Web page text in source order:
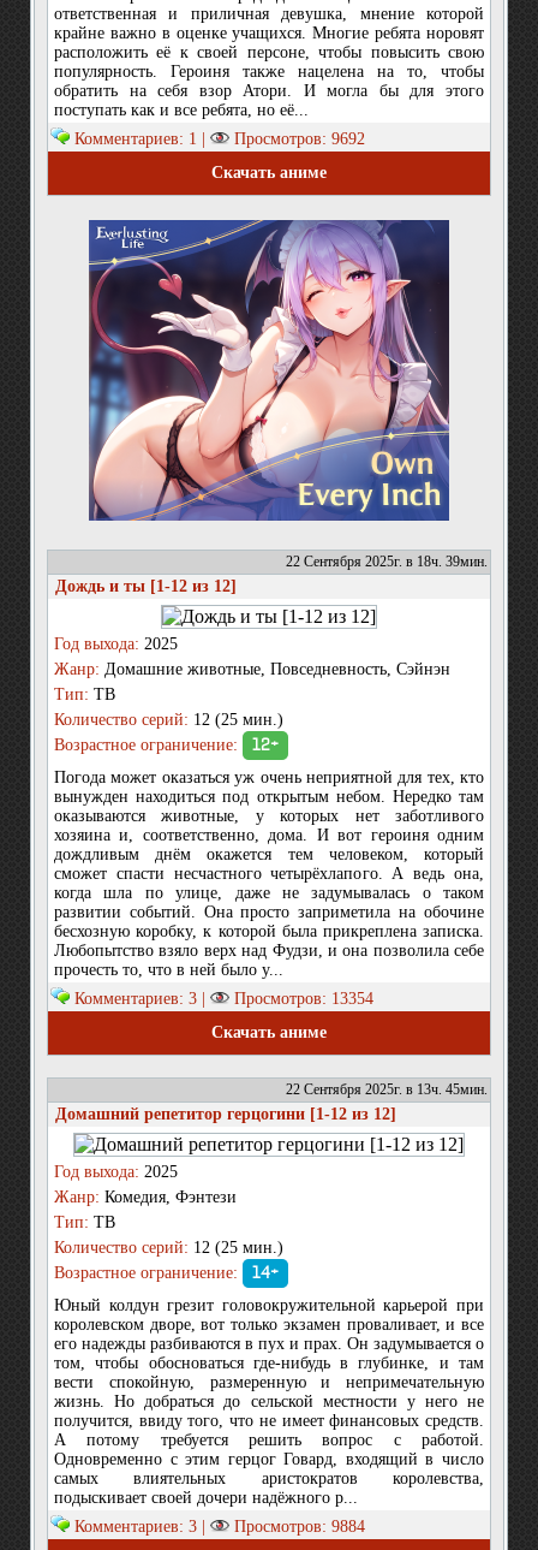
ответственная и приличная девушка, мнение которой
крайне важно в оценке учащихся. Многие ребята норовят
расположить её к своей персоне, чтобы повысить свою
популярность. Героиня также нацелена на то, чтобы
обратить на себя взор Атори. И могла бы для этого
поступать как и все ребята, но её...
Комментариев: 1 |
Просмотров: 9692
Скачать аниме
22 Сентября 2025г. в 18ч. 39мин.
Дождь и ты [1-12 из 12]
Год выхода: 2025
Жанр: Домашние животные, Повседневность, Сэйнэн
Тип: ТВ
Количество серий: 12 (25 мин.)
Возрастное ограничение:
12+
Погода может оказаться уж очень неприятной для тех, кто
вынужден находиться под открытым небом. Нередко там
оказываются животные, у которых нет заботливого
хозяина и, соответственно, дома. И вот героиня одним
дождливым днём окажется тем человеком, который
сможет спасти несчастного четырёхлапого. А ведь она,
когда шла по улице, даже не задумывалась о таком
развитии событий. Она просто заприметила на обочине
бесхозную коробку, к которой была прикреплена записка.
Любопытство взяло верх над Фудзи, и она позволила себе
прочесть то, что в ней было у...
Комментариев: 3 |
Просмотров: 13354
Скачать аниме
22 Сентября 2025г. в 13ч. 45мин.
Домашний репетитор герцогини [1-12 из 12]
Год выхода: 2025
Жанр: Комедия, Фэнтези
Тип: ТВ
Количество серий: 12 (25 мин.)
Возрастное ограничение:
14+
Юный колдун грезит головокружительной карьерой при
королевском дворе, вот только экзамен проваливает, и все
его надежды разбиваются в пух и прах. Он задумывается о
том, чтобы обосноваться где-нибудь в глубинке, и там
вести спокойную, размеренную и непримечательную
жизнь. Но добраться до сельской местности у него не
получится, ввиду того, что не имеет финансовых средств.
А потому требуется решить вопрос с работой.
Одновременно с этим герцог Говард, входящий в число
самых влиятельных аристократов королевства,
подыскивает своей дочери надёжного р...
Комментариев: 3 |
Просмотров: 9884